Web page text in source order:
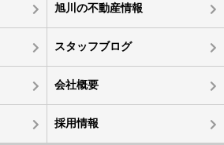
旭川の不動産情報
スタッフブログ
会社概要
採用情報